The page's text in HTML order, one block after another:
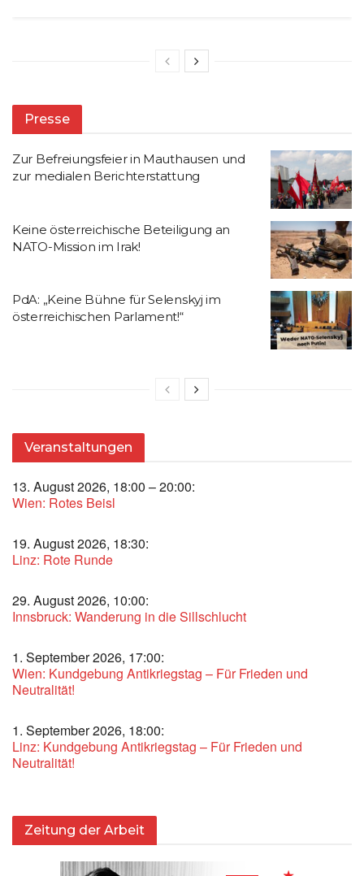
Presse
Zur Befreiungsfeier in Mauthausen und
zur medialen Berichterstattung
Keine österreichische Beteiligung an
NATO-Mission im Irak!
PdA: „Keine Bühne für Selenskyj im
österreichischen Parlament!“
Veranstaltungen
13. August 2026, 18:00 – 20:00:
Wien: Rotes Beisl
19. August 2026, 18:30:
Linz: Rote Runde
29. August 2026, 10:00:
Innsbruck: Wanderung in die Sillschlucht
1. September 2026, 17:00:
Wien: Kundgebung Antikriegstag – Für Frieden und
Neutralität!
1. September 2026, 18:00:
Linz: Kundgebung Antikriegstag – Für Frieden und
Neutralität!
Zeitung der Arbeit